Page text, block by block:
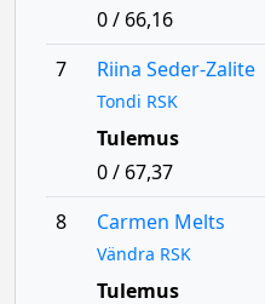
0 / 66,16
7
Riina Seder-Zalite
Tondi RSK
Tulemus
0 / 67,37
8
Carmen Melts
Vändra RSK
Tulemus